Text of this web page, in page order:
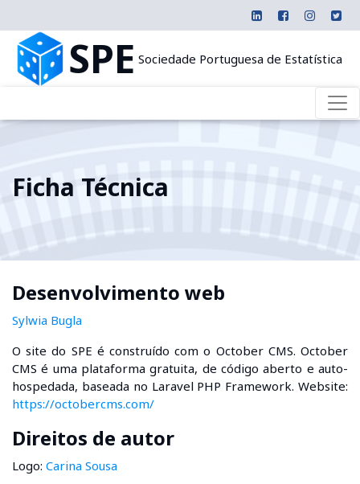
SPE Sociedade Portuguesa de Estatística
Ficha Técnica
Desenvolvimento web
Sylwia Bugla
O site do SPE é construído com o October CMS. October
CMS é uma plataforma gratuita, de código aberto e auto-
hospedada, baseada no Laravel PHP Framework. Website:
https://octobercms.com/
Direitos de autor
Logo: Carina Sousa